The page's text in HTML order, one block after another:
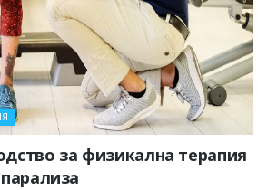
за физикална терапия